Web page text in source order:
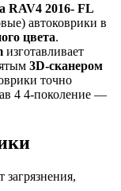
RAV4 2016- FL
автоковрики в
цвета.
изготавливает
3D-сканером
точно
4 4-поколение —